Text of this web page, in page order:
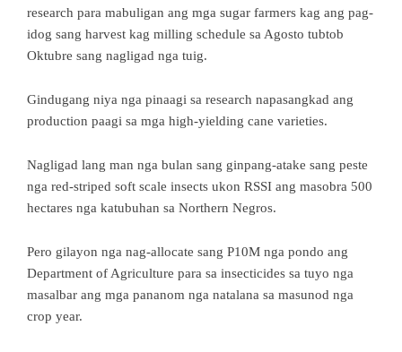
research para mabuligan ang mga sugar farmers kag ang pag-
idog sang harvest kag milling schedule sa Agosto tubtob
Oktubre sang nagligad nga tuig.
Gindugang niya nga pinaagi sa research napasangkad ang
production paagi sa mga high-yielding cane varieties.
Nagligad lang man nga bulan sang ginpang-atake sang peste
nga red-striped soft scale insects ukon RSSI ang masobra 500
hectares nga katubuhan sa Northern Negros.
Pero gilayon nga nag-allocate sang P10M nga pondo ang
Department of Agriculture para sa insecticides sa tuyo nga
masalbar ang mga pananom nga natalana sa masunod nga
crop year.